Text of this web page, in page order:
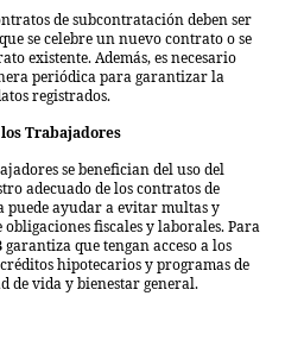
de subcontratación deben ser
se celebre un nuevo contrato o se
existente. Además, es necesario
periódica para garantizar la
registrados.
Trabajadores
se benefician del uso del
adecuado de los contratos de
ayudar a evitar multas y
fiscales y laborales. Para
garantiza que tengan acceso a los
hipotecarios y programas de
de vida y bienestar general.